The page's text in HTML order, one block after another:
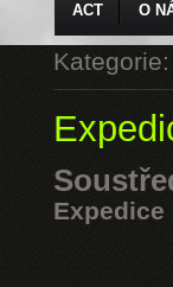
ACT O
Kategorie:
Expedice